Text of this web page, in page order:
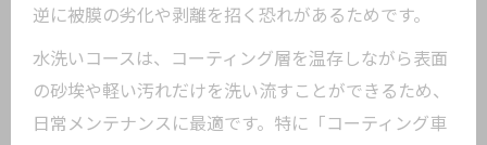
逆に被膜の劣化や剥離を招く恐れがあるためです。
水洗いコースは、コーティング層を温存しながら表面
の砂埃や軽い汚れだけを洗い流すことができるため、
日常メンテナンスに最適です。特に「コーティング車